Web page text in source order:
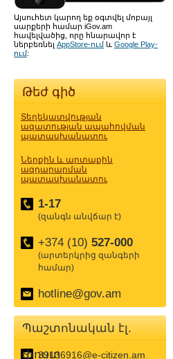
Այսուհետ կարող եք օգտվել մոբայլ
սարքերի համար iGov.am
հավելվածից, որը հնարավոր է
ներբեռնել AppStore-ում և Google Play-
ում:
Թեժ գիծ
Տեղեկատվության
ազատության ապահովման
պատասխանատու
Ներքին և արտաքին
ազդարարման
պատասխանատու
1-17
(զանգն անվճար է)
+374 (10) 527-000
(արտերկրից զանգերի
համար)
hotline@gov.am
Պաշտոնական էլ.
փոստ
39136916@e-citizen.am